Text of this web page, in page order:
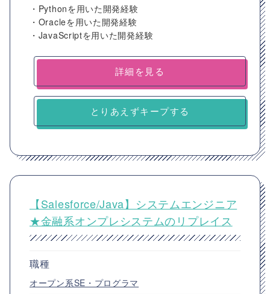
・Pythonを用いた開発経験
・Oracleを用いた開発経験
・JavaScriptを用いた開発経験
詳細を見る
とりあえずキープする
【Salesforce/Java】システムエンジニア
★金融系オンプレシステムのリプレイス
職種
オープン系SE・プログラマ